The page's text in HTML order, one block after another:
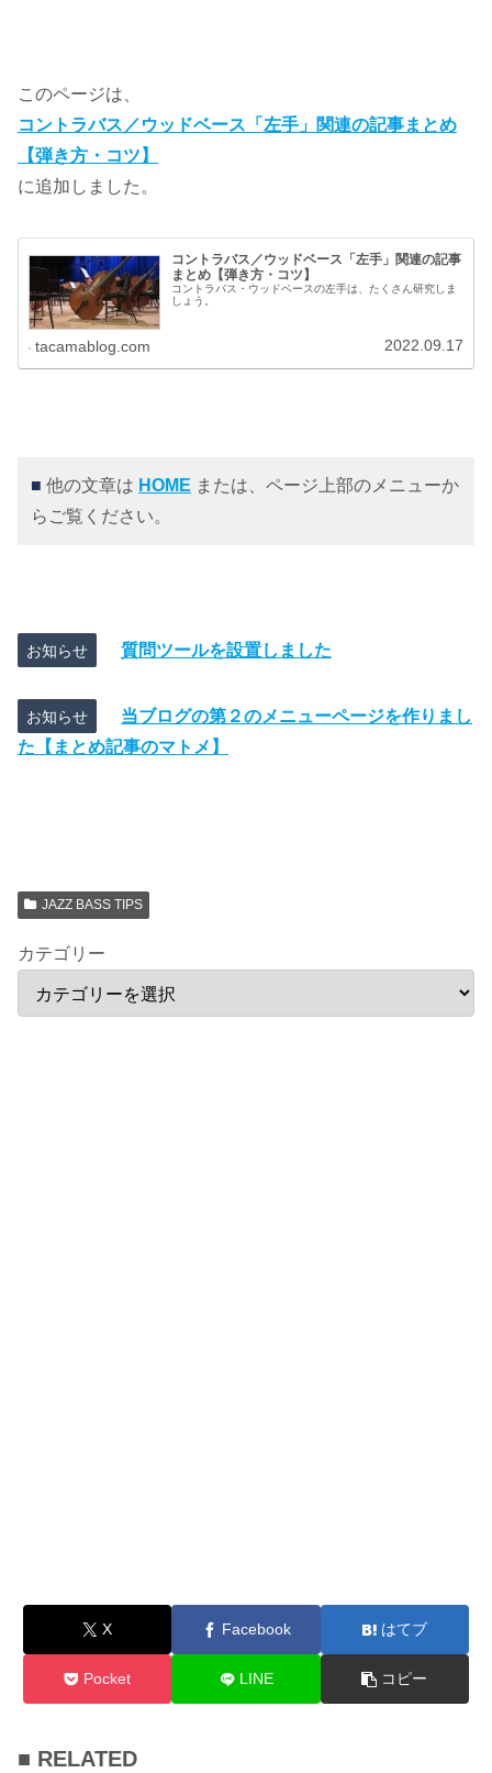
このページは、
コントラバス／ウッドベース「左手」関連の記事まとめ
【弾き方・コツ】
に追加しました。
コントラバス／ウッドベース「左手」関連の記事
まとめ【弾き方・コツ】
コントラバス・ウッドベースの左手は、たくさん研究しま
しょう。
tacamablog.com 2022.09.17
■ 他の文章は HOME または、ページ上部のメニューか
らご覧ください。
お知らせ 質問ツールを設置しました
お知らせ
当ブログの第２のメニューページを作りまし
た【まとめ記事のマトメ】
JAZZ BASS TIPS
カテゴリー
X Facebook はてブ
Pocket LINE コピー
■ RELATED